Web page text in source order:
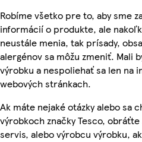
Robíme všetko pre to, aby sme
informácií o produkte, ale
neustále menia, tak prísady,
alergénov sa môžu zmeniť. Mali
výrobku a nespoliehať sa len na
webových stránkach.
Ak máte nejaké otázky alebo sa
výrobkoch značky Tesco, obráťte
servis, alebo výrobcu výrobku,